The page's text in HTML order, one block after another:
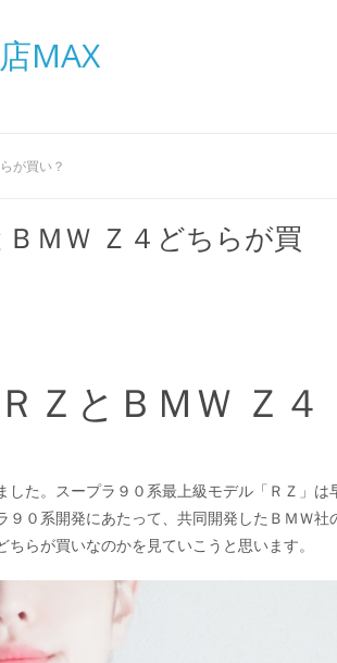
MAX
が買い？
ＭＷ Ｚ４どちらが買
ＺとＢＭＷ Ｚ４
た。スープラ９０系最上級モデル「ＲＺ」は
９０系開発にあたって、共同開発したＢＭＷ社
らが買いなのかを見ていこうと思います。